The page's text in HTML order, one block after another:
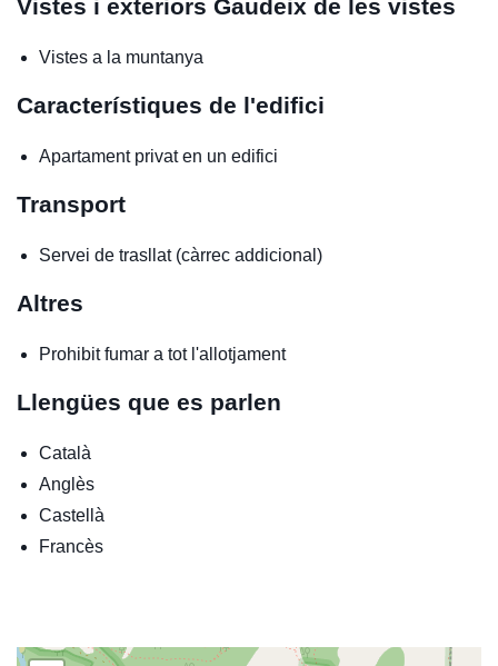
Vistes i exteriors Gaudeix de les vistes
Vistes a la muntanya
Característiques de l'edifici
Apartament privat en un edifici
Transport
Servei de trasllat (càrrec addicional)
Altres
Prohibit fumar a tot l'allotjament
Llengües que es parlen
Català
Anglès
Castellà
Francès